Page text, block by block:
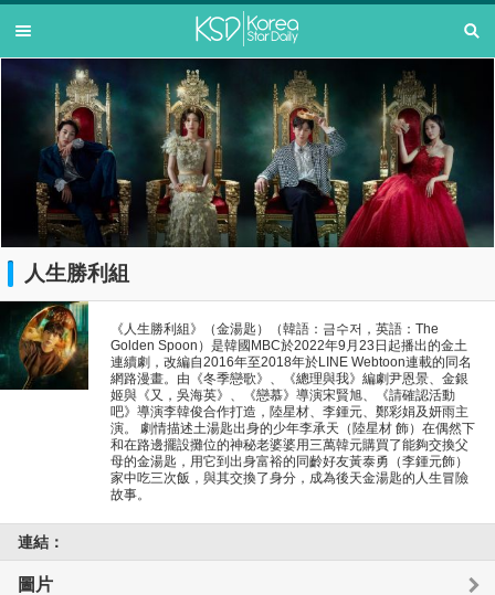
人生勝利組
《人生勝利組》（金湯匙）（韓語：금수저，英語：The
Golden Spoon）是韓國MBC於2022年9月23日起播出的金土
連續劇，改編自2016年至2018年於LINE Webtoon連載的同名
網路漫畫。由《冬季戀歌》、《總理與我》編劇尹恩景、金銀
姬與《又，吳海英》、《戀慕》導演宋賢旭、《請確認活動
吧》導演李韓俊合作打造，陸星材、李鍾元、鄭彩娟及妍雨主
演。 劇情描述土湯匙出身的少年李承天（陸星材 飾）在偶然下
和在路邊擺設攤位的神秘老婆婆用三萬韓元購買了能夠交換父
母的金湯匙，用它到出身富裕的同齡好友黃泰勇（李鍾元飾）
家中吃三次飯，與其交換了身分，成為後天金湯匙的人生冒險
故事。
連結：
圖片